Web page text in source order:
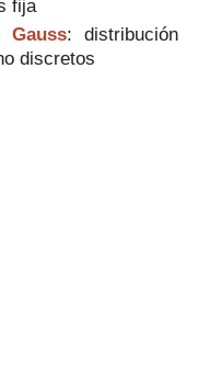
fija
: distribución
discretos